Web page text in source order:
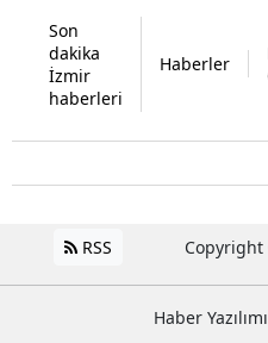
Son
dakika
İzmir
haberleri
Haberler
RSS Copyright
Haber Yazılımı